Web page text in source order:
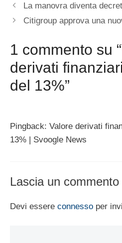
La manovra diventa
Citigroup approva una
1 commento su
derivati
del 13%”
Pingback: Valore derivati
13% | Svoogle News
Lascia un commento
Devi essere connesso per